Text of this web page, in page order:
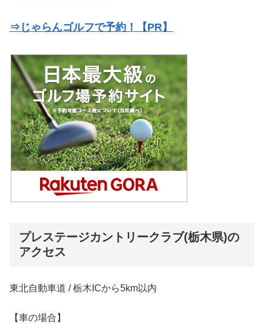
⇒じゃらんゴルフで予約！【PR】
プレステージカントリークラブ(栃木県)の
アクセス
東北自動車道 / 栃木ICから5km以内
【車の場合】